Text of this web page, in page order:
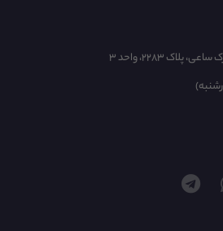
پلاک 2283، واحد 3